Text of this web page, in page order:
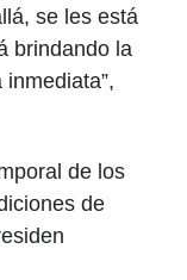
se les está
brindando la
de los
de